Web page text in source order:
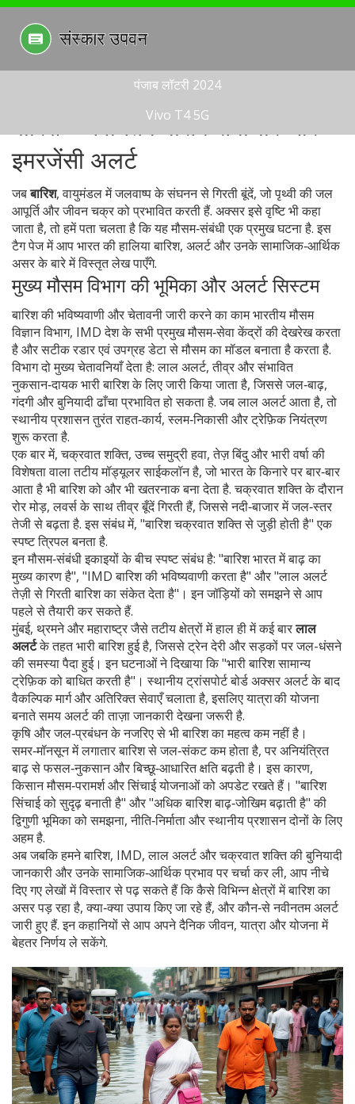
पंजाब लॉटरी 2024
Vivo T4 5G
बारिश – नवीनतम मौसम समाचार और
इमरजेंसी अलर्ट
जबबारिश,वायुमंडल में जलवाष्प के संघनन से गिरती बूंदें, जो पृथ्वी की जल
आपूर्ति और जीवन चक्र को प्रभावित करती हैं. अक्सर इसेवृष्टिभी कहा
जाता है, तो हमें पता चलता है कि यह मौसम‑संबंधी एक प्रमुख घटना है. इस
टैग पेज में आप भारत की हालिया बारिश, अलर्ट और उनके सामाजिक‑आर्थिक
असर के बारे में विस्तृत लेख पाएँगे.
मुख्य मौसम विभाग की भूमिका और अलर्ट सिस्टम
बारिश की भविष्यवाणी और चेतावनी जारी करने का कामभारतीय मौसम
विज्ञान विभाग, IMD देश के सभी प्रमुख मौसम‑सेवा केंद्रों की देखरेख करता
है और सटीक रडार एवं उपग्रह डेटा से मौसम का मॉडल बनाता हैकरता है.
विभाग दो मुख्य चेतावनियाँ देता है:लाल अलर्ट,तीव्र और संभावित
नुकसान‑दायक भारी बारिश के लिए जारी किया जाता है, जिससे जल‑बाढ़,
गंदगी और बुनियादी ढाँचा प्रभावित हो सकता है. जब लाल अलर्ट आता है, तो
स्थानीय प्रशासन तुरंत राहत‑कार्य, स्लम‑निकासी और ट्रेफ़िक नियंत्रण
शुरू करता है.
एक बार में,चक्रवात शक्ति,उच्च समुद्री हवा, तेज़ बिंदु और भारी वर्षा की
विशेषता वाला तटीय मॉड्यूलर साईकलॉन है, जो भारत के किनारे पर बार‑बार
आता हैभी बारिश को और भी खतरनाक बना देता है. चक्रवात शक्ति के दौरान
रोर मोड़, लवर्स के साथ तीव्र बूँदें गिरती हैं, जिससे नदी‑बाजार में जल‑स्तर
तेजी से बढ़ता है. इस संबंध में, "बारिश चक्रवात शक्ति से जुड़ी होती है" एक
स्पष्ट त्रिपल बनता है.
इन मौसम‑संबंधी इकाइयों के बीच स्पष्ट संबंध है: "बारिश भारत में बाढ़ का
मुख्य कारण है", "IMD बारिश की भविष्यवाणी करता है" और "लाल अलर्ट
तेज़ी से गिरती बारिश का संकेत देता है"। इन जॉड़ियों को समझने से आप
पहले से तैयारी कर सकते हैं.
मुंबई, थ्रमने और महाराष्ट्र जैसे तटीय क्षेत्रों में हाल ही में कई बारलाल
अलर्टके तहत भारी बारिश हुई है, जिससे ट्रेन देरी और सड़कों पर जल-धंसने
की समस्या पैदा हुई। इन घटनाओं ने दिखाया कि "भारी बारिश सामान्य
ट्रेफ़िक को बाधित करती है"। स्थानीय ट्रांसपोर्ट बोर्ड अक्सर अलर्ट के बाद
वैकल्पिक मार्ग और अतिरिक्त सेवाएँ चलाता है, इसलिए यात्रा की योजना
बनाते समय अलर्ट की ताज़ा जानकारी देखना जरूरी है.
कृषि और जल‑प्रबंधन के नजरिए से भी बारिश का महत्व कम नहीं है।
समर‑मॉनसून में लगातार बारिश से जल‑संकट कम होता है, पर अनियंत्रित
बाढ़ से फसल‑नुकसान और बिच्छू‑आधारित क्षति बढ़ती है। इस कारण,
किसान मौसम‑परामर्श और सिंचाई योजनाओं को अपडेट रखते हैं। "बारिश
सिंचाई को सुदृढ़ बनाती है" और "अधिक बारिश बाढ़‑जोखिम बढ़ाती है" की
द्विगुणी भूमिका को समझना, नीति‑निर्माता और स्थानीय प्रशासन दोनों के लिए
अहम है.
अब जबकि हमने बारिश, IMD, लाल अलर्ट और चक्रवात शक्ति की बुनियादी
जानकारी और उनके सामाजिक‑आर्थिक प्रभाव पर चर्चा कर ली, आप नीचे
दिए गए लेखों में विस्तार से पढ़ सकते हैं कि कैसे विभिन्न क्षेत्रों में बारिश का
असर पड़ रहा है, क्या‑क्या उपाय किए जा रहे हैं, और कौन‑से नवीनतम अलर्ट
जारी हुए हैं. इन कहानियों से आप अपने दैनिक जीवन, यात्रा और योजना में
बेहतर निर्णय ले सकेंगे.